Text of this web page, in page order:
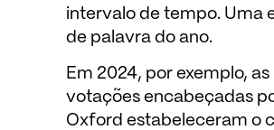
intervalo de tempo. Uma
de palavra do ano.
Em 2024, por exemplo, as
votações encabeçadas
Oxford estabeleceram o